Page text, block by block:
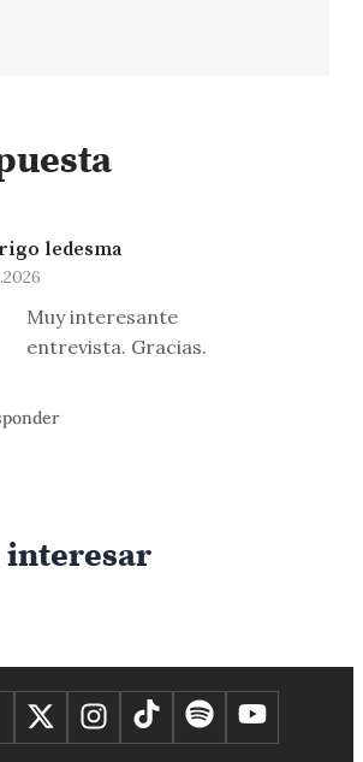
ledesma
Muy interesante
entrevista. Gracias.
interesar